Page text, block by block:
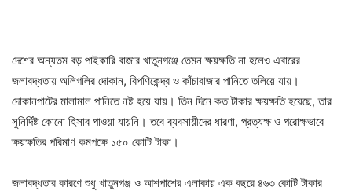
দেশের অন্যতম বড় পাইকারি বাজার খাতুনগঞ্জে তেমন ক্ষয়ক্ষতি না হলেও এবারের
জলাবদ্ধতায় অলিগলির দোকান, বিপণিকেন্দ্র ও কাঁচাবাজার পানিতে তলিয়ে যায়।
দোকানপাটের মালামাল পানিতে নষ্ট হয়ে যায়। তিন দিনে কত টাকার ক্ষয়ক্ষতি হয়েছে, তার
সুনির্দিষ্ট কোনো হিসাব পাওয়া যায়নি। তবে ব্যবসায়ীদের ধারণা, প্রত্যক্ষ ও পরোক্ষভাবে
ক্ষয়ক্ষতির পরিমাণ কমপক্ষে ১৫০ কোটি টাকা।
জলাবদ্ধতার কারণে শুধু খাতুনগঞ্জ ও আশপাশের এলাকায় এক বছরে ৪৬৩ কোটি টাকার